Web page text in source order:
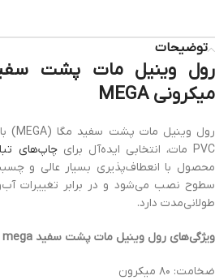
توضیحات
میکرونی MEGA
PVC مات، انتخابی ایده‌آل برای
چاپ‌های
محصول با انعطاف‌پذیری بسیار عالی و
سطوح نصب می‌شود و در برابر تغییرات
طولانی‌مدت دارد.
ویژگی‌های رول وینیل مات پشت سفید mega
ضخامت: ۸۰ میکرون